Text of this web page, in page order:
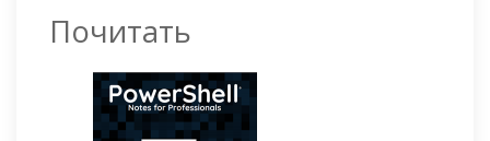
Почитать